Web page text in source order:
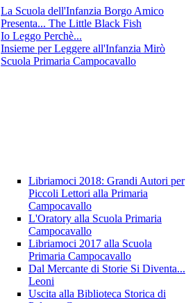
La Scuola dell'Infanzia Borgo Amico
Presenta... The Little Black Fish
Io Leggo Perchè...
Insieme per Leggere all'Infanzia Mirò
Scuola Primaria Campocavallo
Libriamoci 2018: Grandi Autori per
Piccoli Lettori alla Primaria
Campocavallo
L'Oratory alla Scuola Primaria
Campocavallo
Libriamoci 2017 alla Scuola
Primaria Campocavallo
Dal Mercante di Storie Si Diventa...
Leoni
Uscita alla Biblioteca Storica di